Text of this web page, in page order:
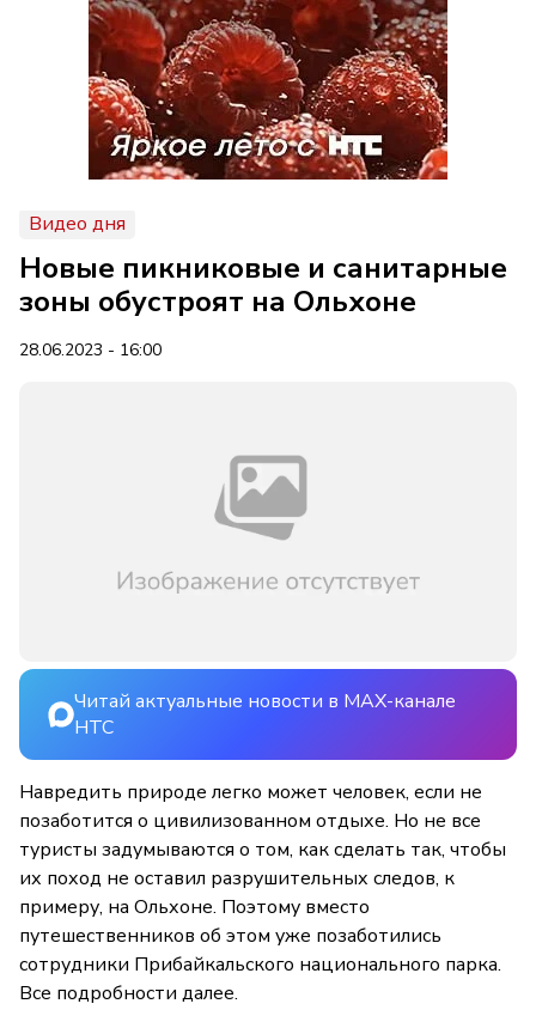
Видео дня
Новые пикниковые и санитарные
зоны обустроят на Ольхоне
28.06.2023 - 16:00
Читай актуальные новости в MAX-канале
НТС
Навредить природе легко может человек, если не
позаботится о цивилизованном отдыхе. Но не все
туристы задумываются о том, как сделать так, чтобы
их поход не оставил разрушительных следов, к
примеру, на Ольхоне. Поэтому вместо
путешественников об этом уже позаботились
сотрудники Прибайкальского национального парка.
Все подробности далее.